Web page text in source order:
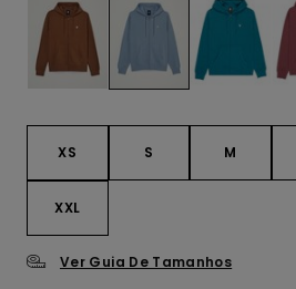
XS S M
XXL
Ver Guia De Tamanhos